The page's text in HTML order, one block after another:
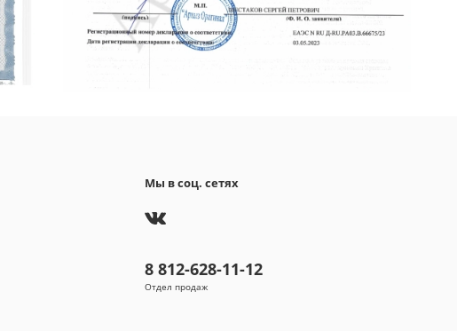
Мы в соц. сетях
8 812-628-11-12
Отдел продаж